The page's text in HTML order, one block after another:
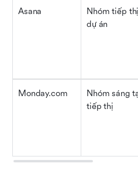
Asana
Nhóm tiếp
dự án
Monday.com
Nhóm sáng
tiếp thị